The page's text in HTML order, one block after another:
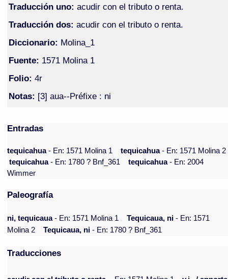
Traducción uno: acudir con el tributo o renta.
Traducción dos: acudir con el tributo o renta.
Diccionario: Molina_1
Fuente: 1571 Molina 1
Folio: 4r
Notas: [3] aua--Préfixe : ni
Entradas
tequicahua- En: 1571 Molina 1 tequicahua- En: 1571 Molina 2
tequicahua- En: 1780 ? Bnf_361 tequicahua- En: 2004
Wimmer
Paleografía
ni, tequicaua- En: 1571 Molina 1 Tequicaua, ni - En: 1571
Molina 2
Tequicaua, ni - En: 1780 ? Bnf_361
Traducciones